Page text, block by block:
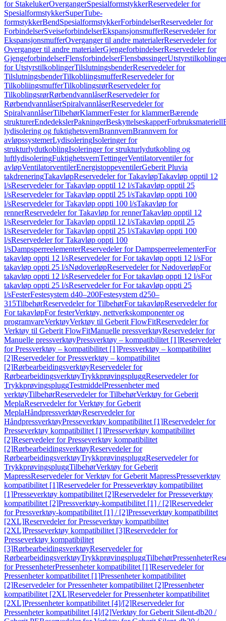
for StakelukerOvergangerSpesialformstykkerReservedeler for
SpesialformstykkerSuperTube-
formstykkerBendSpesialformstykkerForbindelserReservedeler for
ForbindelserSveiseforbindelserEkspansjonsmufferReservedeler for
EkspansjonsmufferOverganger til andre materialerReservedeler for
Overganger til andre materialerGjengeforbindelserReservedeler for
GjengeforbindelserFlensforbindelserFlensbøssingerUtstyrstilkoblinger
for UtstyrstilkoblingerTilslutningsbenderReservedeler for
TilslutningsbenderTilkobliingsmufferReservedeler for
TilkobliingsmufferTilkoblingsrørReservedeler for
TilkoblingsrørRørbendvannlåserReservedeler for
RørbendvannlåserSpiralvannlåserReservedeler for
SpiralvannlåserTilbehørKlammerFester for klammerBærende
strukturerEndedekslerPakningerBeskyttelseskapperForbruksmateriell
lydisolering og fuktighetsvernBrannvernBrannvern for
avløpssystemerLydisoleringIsoleringer for
strukturlydutkoblingIsoleringer for strukturlydutkobling og
luftlydisoleringFuktighetsvernTettingerVentilatorventiler for
avløpVentilatorventilerEnergistoppeventilerGeberit Pluvia
takdreneringTakavløpReservedeler for TakavløpTakavløp opptil 12
l/sReservedeler for Takavløp opptil 12 l/sTakavløp opptil 25
l/sReservedeler for Takavløp opptil 25 l/sTakavløp oppti 100
l/sReservedeler for Takavløp oppti 100 l/sTakavløp for
rennerReservedeler for Takavløp for rennerTakavløp opptil 12
l/sReservedeler for Takavløp opptil 12 l/sTakavløp opptil 25
l/sReservedeler for Takavløp opptil 25 l/sTakavløp oppti 100
l/sReservedeler for Takavløp oppti 100
l/sDampsperreelementerReservedeler for DampsperreelementerFor
takavløp oppti 12 l/sReservedeler for For takavløp oppti 12 l/sFor
takavløp oppti 25 l/sNødoverløpReservedeler for NødoverløpFor
takavløp oppti 12 l/sReservedeler for For takavløp oppti 12 l/sFor
takavløp oppti 25 l/sReservedeler for For takavløp oppti 25
l/sFesterFestesystem d40–200Festesystem d250–
315TilbehørReservedeler for TilbehørFor takavløpReservedeler for
For takavløpFor festerVerktøy, nettverkskomponenter og
programvareVerktøyVerktøy til Geberit FlowFitReservedeler for
Verktøy til Geberit FlowFitManuelle pressverktøyReservedeler for
Manuelle pressverktøyPressverktøy – kompatibilitet [1]Reservedeler
for Pressverktøy – kompatibilitet [1]Pressverktøy – kompatibilitet
[2]Reservedeler for Pressverktøy – kompatibilitet
[2]RørbearbeidingsverktøyReservedeler for
RørbearbeidingsverktøyTrykkprøvingspluggReservedeler for
TrykkprøvingspluggTestmiddelPressenheter med
verktøyTilbehørReservedeler for TilbehørVerktøy for Geberit
MeplaReservedeler for Verktøy for Geberit
MeplaHåndpressverktøyReservedeler for
HåndpressverktøyPresseverktøy kompatibilitet [1]Reservedeler for
Presseverktøy kompatibilitet [1]Presseverktøy kompatibilitet
[2]Reservedeler for Presseverktøy kompatibilitet
[2]RørbearbeidingsverktøyReservedeler for
RørbearbeidingsverktøyTrykkprøvingspluggReservedeler for
TrykkprøvingspluggTilbehørVerktøy for Geberit
MapressReservedeler for Verktøy for Geberit MapressPresseverktøy
kompatibilitet [1]Reservedeler for Presseverktøy kompatibilitet
[1]Presseverktøy kompatibilitet [2]Reservedeler for Presseverktøy
kompatibilitet [2]Pressverktøy-kompatibilitet [1] / [2]Reservedeler
for Pressverktøy-kompatibilitet [1] / [2]Presseverktøy kompatibilitet
[2XL]Reservedeler for Presseverktøy kompatibilitet
[2XL]Presseverktøy kompatibilitet [3]Reservedeler for
Presseverktøy kompatibilitet
[3]RørbearbeidingsverktøyReservedeler for
RørbearbeidingsverktøyTrykkprøvingspluggTilbehørPressenheter
for PressenheterPressenheter kompatibilitet [1]Reservedeler for
Pressenheter kompatibilitet [1]Pressenheter kompatibilitet
[2]Reservedeler for Pressenheter kompatibilitet [2]Pressenheter
kompatibilitet [2XL]Reservedeler for Pressenheter kompatibilitet
[2XL]Pressenheter kompatibilitet [4]/[2]Reservedeler for
Pressenheter kompatibilitet [4]/[2]Verktøy for Geberit Silent-db20 /